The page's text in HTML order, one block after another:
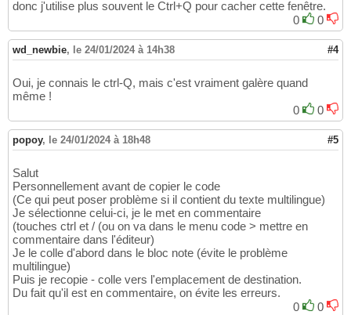
donc j'utilise plus souvent le Ctrl+Q pour cacher cette fenêtre.
0
0
wd_newbie, le 24/01/2024 à 14h38 #4
Oui, je connais le ctrl-Q, mais c'est vraiment galère quand
même !
0
0
popoy, le 24/01/2024 à 18h48 #5
Salut
Personnellement avant de copier le code
(Ce qui peut poser problème si il contient du texte multilingue)
Je sélectionne celui-ci, je le met en commentaire
(touches ctrl et / (ou on va dans le menu code > mettre en
commentaire dans l'éditeur)
Je le colle d'abord dans le bloc note (évite le problème
multilingue)
Puis je recopie - colle vers l'emplacement de destination.
Du fait qu'il est en commentaire, on évite les erreurs.
0
0